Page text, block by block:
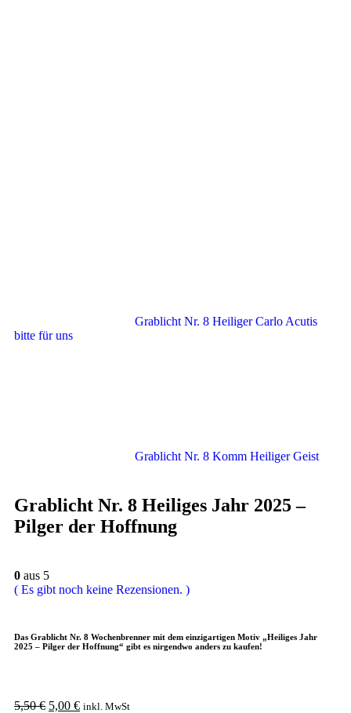
Grablicht Nr. 8 Heiliger Carlo Acutis
bitte für uns
Grablicht Nr. 8 Komm Heiliger Geist
Grablicht Nr. 8 Heiliges Jahr 2025 –
Pilger der Hoffnung
0 aus 5
( Es gibt noch keine Rezensionen. )
Das Grablicht Nr. 8 Wochenbrenner mit dem einzigartigen Motiv „Heiliges Jahr
2025 – Pilger der Hoffnung“ gibt es nirgendwo anders zu kaufen!
5,50€ 5,00 € inkl. MwSt